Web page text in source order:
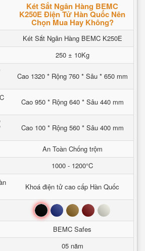
Két Sắt Ngân Hàng BEMC
K250E Điện Tử Hàn Quốc Nên
Chọn Mua Hay Không?
Két Sắt Ngân Hàng BEMC K250E
250 ± 10Kg
Cao 1320 * Rộng 760 * Sâu * 650 mm
Cao 950 * Rộng 640 * Sâu 440 mm
Cao 100 * Rộng 560 * Sâu 400 mm
An Toàn Chống trộm
1000 - 1200°C
Khoá điện tử cao cấp Hàn Quốc
Đen Xanh Nâu Đỏ Trắng
BEMC Safes
05 năm